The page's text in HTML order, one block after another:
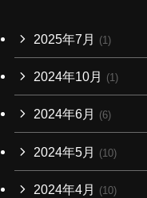
2025年7月 (1)
2024年10月 (1)
2024年6月 (6)
2024年5月 (10)
2024年4月 (10)